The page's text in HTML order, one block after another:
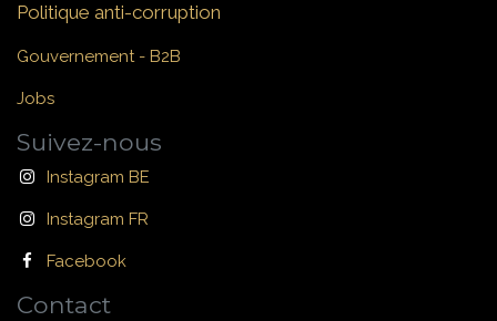
Politique anti-corruption
Gouvernement - B2B
Jobs
Suivez-nous
Instagram BE
Instagram FR
Facebook
Contact